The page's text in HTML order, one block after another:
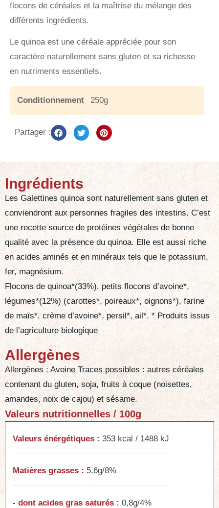
flocons de céréales et la maîtrise du mélange des
différents ingrédients.
Le quinoa est une céréale appréciée pour son
caractère naturellement sans gluten et sa richesse
en nutriments essentiels.
Conditionnement 250g
Partager :
Ingrédients
Les Galettines quinoa sont naturellement sans gluten et
conviendront aux personnes fragiles des intestins. C’est
une recette source de protéines végétales de bonne
qualité avec la présence du quinoa. Elle est aussi riche
en acides aminés et en minéraux tels que le potassium,
fer, magnésium.
Flocons de quinoa*(33%), petits flocons d’avoine*,
légumes*(12%) (carottes*, poireaux*, oignons*), farine
de maïs*, crème d’avoine*, persil*, ail*. * Produits issus
de l’agriculture biologique
Allergènes
Allergènes : Avoine Traces possibles : autres céréales
contenant du gluten, soja, fruits à coque (noisettes,
amandes, noix de cajou) et sésame.
Valeurs nutritionnelles / 100g
Valeurs énérgétiques : 353 kcal / 1488 kJ
Matières grasses : 5,6g/8%
- dont acides gras saturés : 0,8g/4%